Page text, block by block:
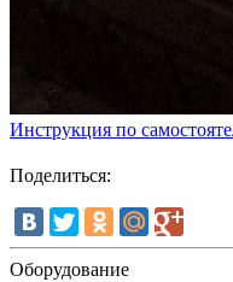
Инструкция по
Поделиться:
Оборудование